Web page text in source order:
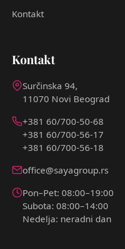
Kontakt
Kontakt
Surčinska 94,
11070 Novi Beograd
+381 60/700-50-68
+381 60/700-56-17
+381 60/700-56-18
office@sayagroup.rs
Pon–Pet: 08:00–19:00
Subota: 08:00–14:00
Nedelja: neradni dan